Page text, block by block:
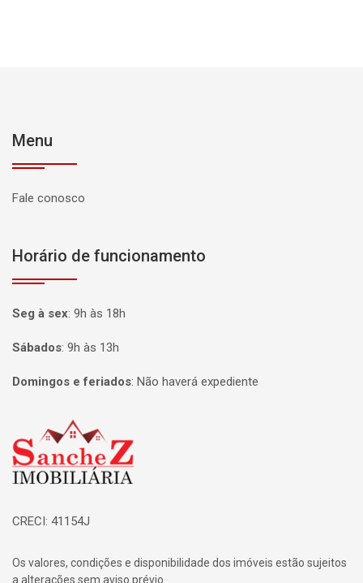
Menu
Fale conosco
Horário de funcionamento
Seg à sex: 9h às 18h
Sábados: 9h às 13h
Domingos e feriados: Não haverá expediente
Página inicial
CRECI: 41154J
Os valores, condições e disponibilidade dos imóveis estão sujeitos
a alterações sem aviso prévio.